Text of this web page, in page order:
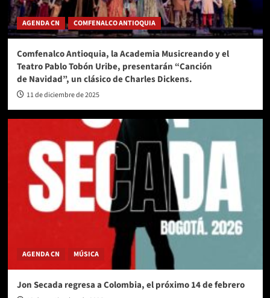
5
AGENDA CN COMFENALCO ANTIOQUIA
Comfenalco Antioquia, la Academia Musicreando y el
Teatro Pablo Tobón Uribe, presentarán “Canción
de Navidad”, un clásico de Charles Dickens.
11 de diciembre de 2025
AGENDA CN MÚSICA
Jon Secada regresa a Colombia, el próximo 14 de febrero